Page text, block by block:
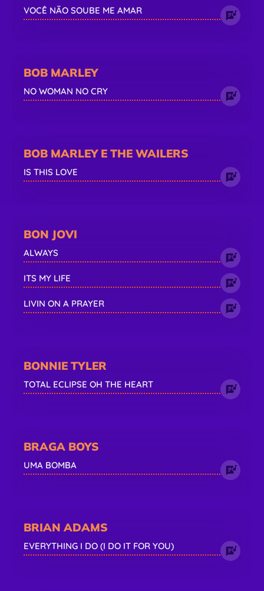
VOCÊ NÃO SOUBE ME AMAR
BOB MARLEY
NO WOMAN NO CRY
BOB MARLEY E THE WAILERS
IS THIS LOVE
BON JOVI
ALWAYS
ITS MY LIFE
LIVIN ON A PRAYER
BONNIE TYLER
TOTAL ECLIPSE OH THE HEART
BRAGA BOYS
UMA BOMBA
BRIAN ADAMS
EVERYTHING I DO (I DO IT FOR YOU)